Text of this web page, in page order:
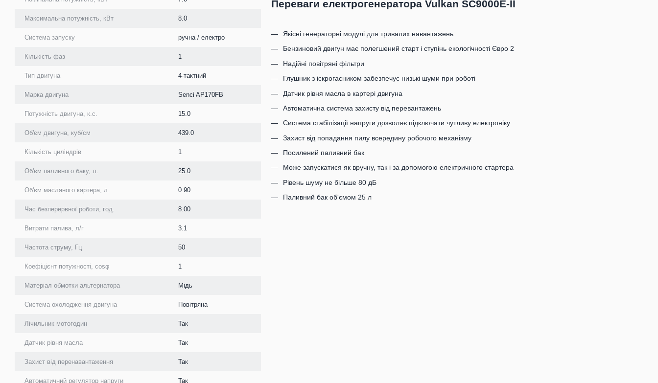
Максимальна потужність, кВт 8.0
Система запуску ручна / електро
Кількість фаз 1
Тип двигуна 4-тактний
Марка двигуна Senci AP170FB
Потужність двигуна, к.с. 15.0
Об'єм двигуна, куб/см 439.0
Кількість циліндрів 1
Об'єм паливного баку, л. 25.0
Об'єм масляного картера, л. 0.90
Час безперервної роботи, год. 8.00
Витрати палива, л/г 3.1
Частота струму, Гц 50
Коефіцієнт потужності, cosφ 1
Матеріал обмотки альтернатора Мідь
Система охолодження двигуна Повітряна
Лічильник мотогодин Так
Датчик рівня масла Так
Захист від перенавантаження Так
Автоматичний регулятор напруги Так
Переваги електрогенератора Vulkan SC9000E-II
Якісні генераторні модулі для тривалих навантажень
Бензиновий двигун має полегшений старт і ступінь екологічності Євро 2
Надійні повітряні фільтри
Глушник з іскрогасником забезпечує низькі шуми при роботі
Датчик рівня масла в картері двигуна
Автоматична система захисту від перевантажень
Система стабілізації напруги дозволяє підключати чутливу електроніку
Захист від попадання пилу всередину робочого механізму
Посилений паливний бак
Може запускатися як вручну, так і за допомогою електричного стартера
Рівень шуму не більше 80 дБ
Паливний бак об'ємом 25 л